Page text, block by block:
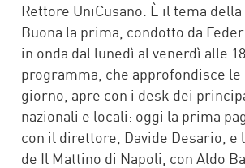
Rettore UniCusano. È il tema
Buona la prima, condotto da
in onda dal lunedì al venerdì alle
programma, che approfondisce
giorno, apre con i desk dei
nazionali e locali: oggi la prima
con il direttore, Davide Desario, e
de Il Mattino di Napoli, con Aldo